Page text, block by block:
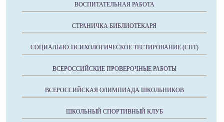
ВОСПИТАТЕЛЬНАЯ РАБОТА
СТРАНИЧКА БИБЛИОТЕКАРЯ
СОЦИАЛЬНО-ПСИХОЛОГИЧЕСКОЕ ТЕСТИРОВАНИЕ (СПТ)
ВСЕРОССИЙСКИЕ ПРОВЕРОЧНЫЕ РАБОТЫ
ВСЕРОССИЙСКАЯ ОЛИМПИАДА ШКОЛЬНИКОВ
ШКОЛЬНЫЙ СПОРТИВНЫЙ КЛУБ